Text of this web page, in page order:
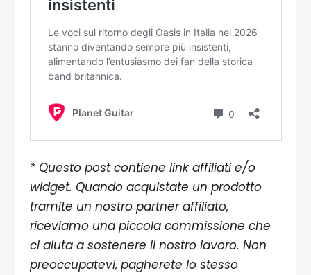
* Questo post contiene link affiliati e/o
widget. Quando acquistate un prodotto
tramite un nostro partner affiliato,
riceviamo una piccola commissione che
ci aiuta a sostenere il nostro lavoro. Non
preoccupatevi, pagherete lo stesso